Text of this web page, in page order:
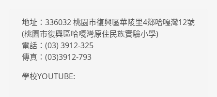
地址：336032 桃園市復興區華陵里4鄰哈嘎灣12號
(桃園市復興區哈嘎灣原住民族實驗小學)
電話：(03) 3912-325
傳真：(03)3912-793
學校YOUTUBE: